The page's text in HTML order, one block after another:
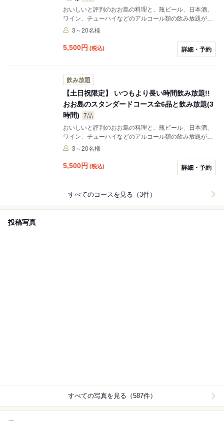
おいしいと評判のおお島の料理と、瓶ビール、日本酒、
ワイン、チューハイなどのアルコール類の飲み放題がつ
いたコースです。
3～20名様
5,500円 (税込) 詳細・予約
飲み放題
【土日祝限定】 いつもより長い時間飲み放題!!
おお島のスタンダードコース全6品と飲み放題(3
時間)
7品
おいしいと評判のおお島の料理と、瓶ビール、日本酒、
ワイン、チューハイなどのアルコール類の飲み放題がつ
いたコースです。 土日限定で、３時間（ラストドリンク
3～20名様
5,500円 (税込) 詳細・予約
すべてのコースを見る（3件）
投稿写真
すべての写真を見る（587件）